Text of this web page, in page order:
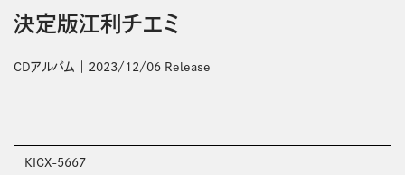
決定版江利チエミ
CDアルバム 2023/12/06 Release
KICX-5667